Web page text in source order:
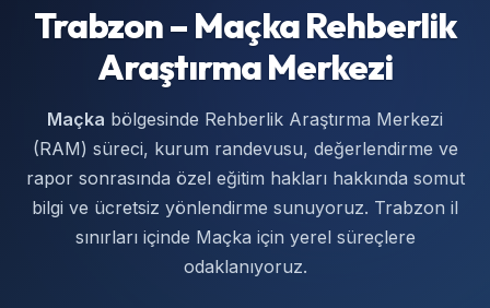
Trabzon – Maçka Rehberlik
Araştırma Merkezi
Maçka bölgesinde Rehberlik Araştırma Merkezi
(RAM) süreci, kurum randevusu, değerlendirme ve
rapor sonrasında özel eğitim hakları hakkında somut
bilgi ve ücretsiz yönlendirme sunuyoruz. Trabzon il
sınırları içinde Maçka için yerel süreçlere
odaklanıyoruz.